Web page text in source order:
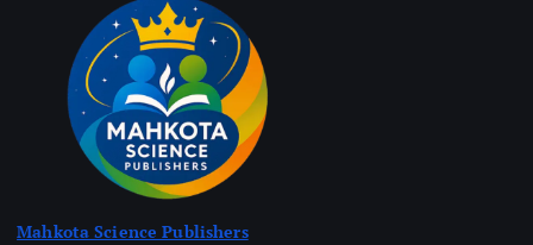
Mahkota Science Publishers